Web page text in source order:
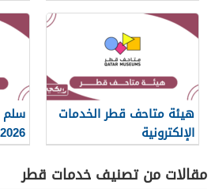
هيئة متاحف قطر الخدمات
الإلكترونية
سلم
2026
مقالات من تصنيف خدمات قطر